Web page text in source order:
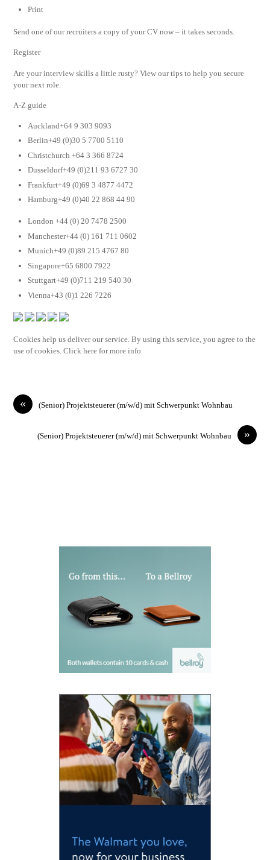
Print
Send one of our recruiters a copy of your CV now – it takes seconds.
Register
Are your interview skills a little rusty? View our tips to help you secure
your next role.
A-Z guide
Auckland+64 9 303 9093
Berlin+49 (0)30 5 7700 5110
Christchurch +64 3 366 8724
Dusseldorf+49 (0)211 93 6727 30
Frankfurt+49 (0)69 3 4877 4472
Hamburg+49 (0)40 22 868 44 90
London +44 (0) 20 7478 2500
Manchester+44 (0) 161 711 0602
Munich+49 (0)89 215 4767 80
Singapore+65 6800 7922
Stuttgart+49 (0)711 219 540 30
Vienna+43 (0)1 226 7226
Cookies help us deliver our service. By using this service, you agree to the
use of cookies. Click here for more info.
« (Senior) Projektsteuerer (m/w/d) mit Schwerpunkt Wohnbau
»
(Senior) Projektsteuerer (m/w/d) mit Schwerpunkt Wohnbau